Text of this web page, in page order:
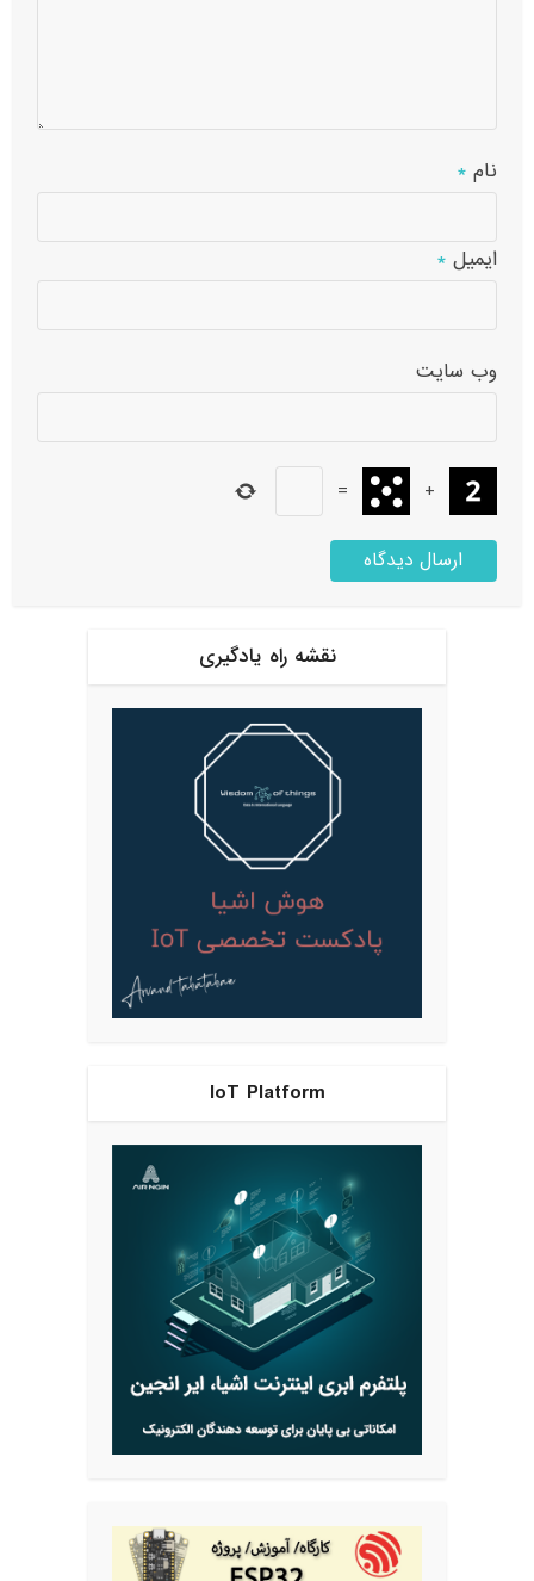
نام*
ایمیل*
وب‌ سایت
+
=
نقشه راه یادگیری
IoT Platform